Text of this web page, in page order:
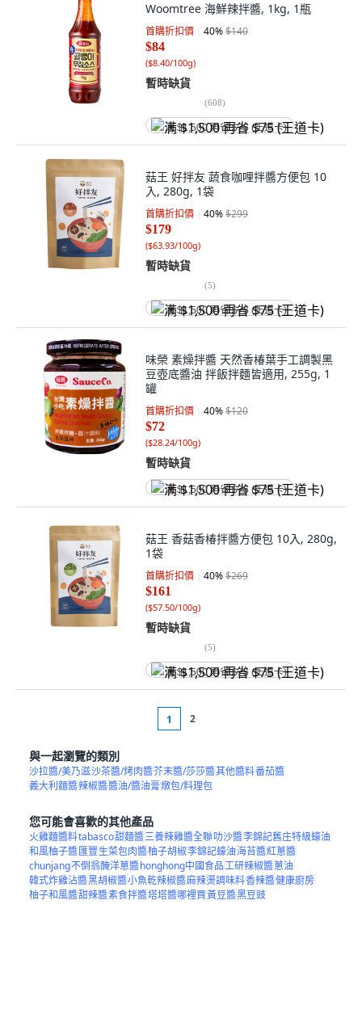
Woomtree 海鮮辣拌醬, 1kg, 1瓶
首購折扣價 40%$140
$84
($8.40/100g)
暫時缺貨
(608)
满 $1,500 再省 $75 (王道卡)
菇王 好拌友 蔬食咖哩拌醬方便包 10
入, 280g, 1袋
首購折扣價 40%$299
$179
($63.93/100g)
暫時缺貨
(5)
满 $1,500 再省 $75 (王道卡)
味榮 素燥拌醬 天然香椿葉手工調製黑
豆壺底醬油 拌飯拌麵皆適用, 255g, 1
罐
首購折扣價 40%$120
$72
($28.24/100g)
暫時缺貨
满 $1,500 再省 $75 (王道卡)
菇王 香菇香椿拌醬方便包 10入, 280g,
1袋
首購折扣價 40%$269
$161
($57.50/100g)
暫時缺貨
(5)
满 $1,500 再省 $75 (王道卡)
1 2
與一起瀏覽的類別
沙拉醬/美乃滋沙茶醬/烤肉醬芥末醬/莎莎醬其他醬料番茄醬
義大利麵醬辣椒醬醬油/醬油膏燉包/料理包
您可能會喜歡的其他產品
火雞麵醬料tabasco甜麵醬三養辣雞醬全聯叻沙醬李錦記舊庄特級蠔油
和風柚子醬匯豐生菜包肉醬柚子胡椒李錦記蠔油海苔醬紅蔥醬
chunjang不倒翁醃洋蔥醬honghong中國食品工研辣椒醬蔥油
韓式炸雞沾醬黑胡椒醬小魚乾辣椒醬麻辣燙調味料香辣醬健康廚房
柚子和風醬甜辣醬素食拌醬塔塔醬哪裡買黃豆醬黑豆豉